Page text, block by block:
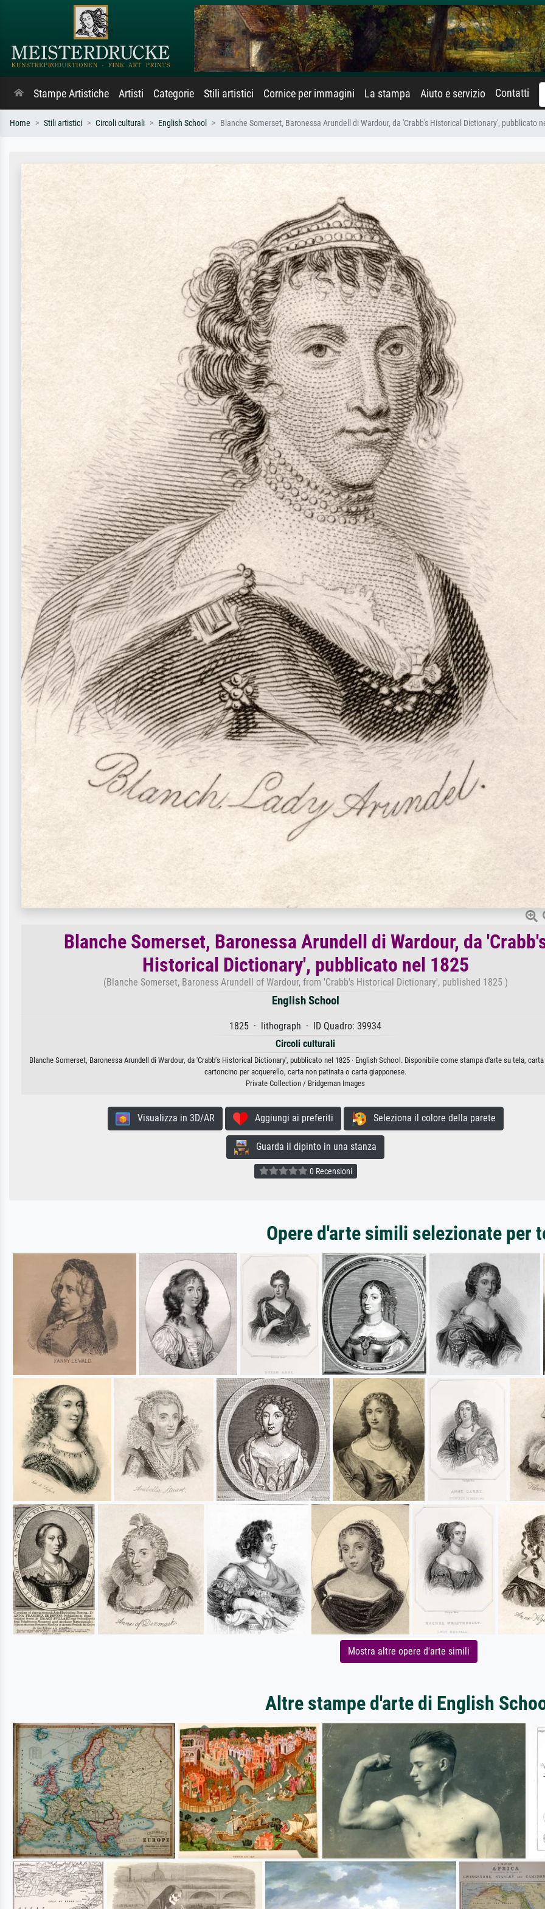
Stampe Artistiche Artisti Categorie Stili artistici Cornice per immagini La stampa Aiuto e servizio Contatti
Home Stili artistici Circoli culturali English School Blanche Somerset, Baronessa Arundell di Wardour, da 'Crabb's Historical Dictionary', pubblicato
Blanche Somerset, Baronessa Arundell di Wardour, da
Historical Dictionary', pubblicato nel 1825
(Blanche Somerset, Baroness Arundell of Wardour, from 'Crabb's Historical Dictionary', published 1825 )
English School
1825 · lithograph · ID Quadro: 39934
Circoli culturali
Blanche Somerset, Baronessa Arundell di Wardour, da 'Crabb's Historical Dictionary', pubblicato nel 1825 · English School. Disponibile come stampa d'arte su tela,
cartoncino per acquerello, carta non patinata o carta giapponese.
Private Collection / Bridgeman Images
Visualizza in 3D/AR Aggiungi ai preferiti Seleziona il colore della parete
Guarda il dipinto in una stanza
0 Recensioni
Opere d'arte simili selezionate per
Mostra altre opere d'arte simili
Altre stampe d'arte di English